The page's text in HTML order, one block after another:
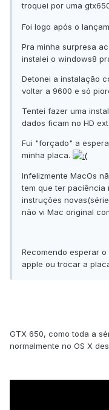
troquei por uma
Foi logo após o
Pra minha surpresa
instalei o windows8
Detonei a instalação
voltar a 9600 e só
Tentei fazer uma
dados ficam no HD
Fui "forçado" a
minha placa.
Infelizmente MacOs
tem que ter paciência
instruções
não vi Mac original
Recomendo esperar
apple ou trocar a
GTX 650, como toda a
normalmente no OS X